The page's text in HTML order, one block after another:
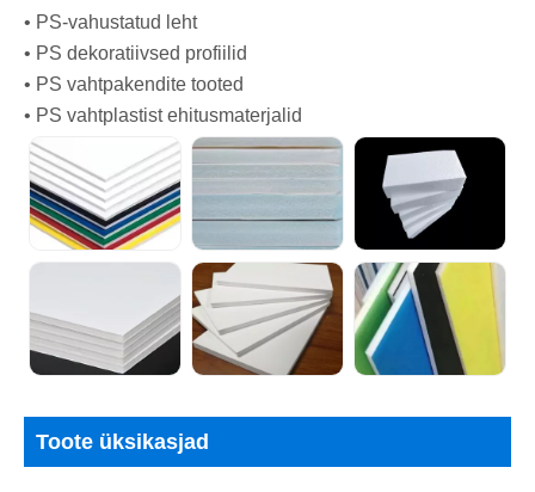
• PS-vahustatud leht
• PS dekoratiivsed profiilid
• PS vahtpakendite tooted
• PS vahtplastist ehitusmaterjalid
Toote üksikasjad